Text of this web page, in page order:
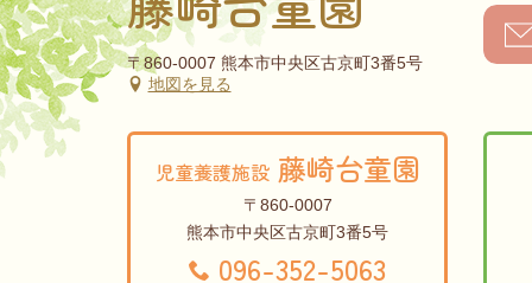
〒860-0007 熊本市中央区古京町3番5号
地図を見る
児童養護施設 藤崎台童園
〒860-0007
熊本市中央区古京町3番5号
096-352-5063